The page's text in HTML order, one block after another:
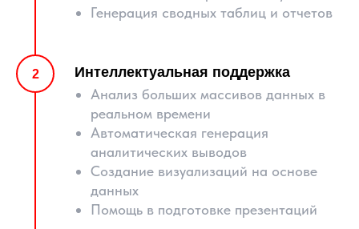
Генерация сводных таблиц и отчетов
Интеллектуальная поддержка
Анализ больших массивов данных в
реальном времени
Автоматическая генерация
аналитических выводов
Создание визуализаций на основе
данных
Помощь в подготовке презентаций